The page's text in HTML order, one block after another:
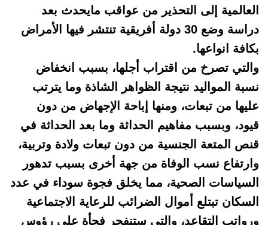
العالمية إلى التحذير من عواقب مايحدث بعد
دراسة وضع 30 دولة أفريقية تنتشر فيها الأمراض
بكافة انواعها.
والتي تصرخ من اقتراب أجلها، بسبب انخفاض
نسبة المواليد نتيجة الظواهر الشاذة وما يترتب
عليها من تبعات، ومنها إباحة الإجهاض من دون
قيود، وبسبب مفاهيم الحداثة وما بعد الحداثة في
قنص المتعة الجنسية من دون تبعات ولادة وتربية،
وارتفاع نسب الوفاة من جهة أخرى بسبب تدهور
السياسات الصحية، مما يخلق فجوة سوداء في عدد
السكان تبتلع أموال الضرائب للرعاية الاجتماعية
ورواتب التقاعد، والتي ستنفجر فجأة على رؤوس